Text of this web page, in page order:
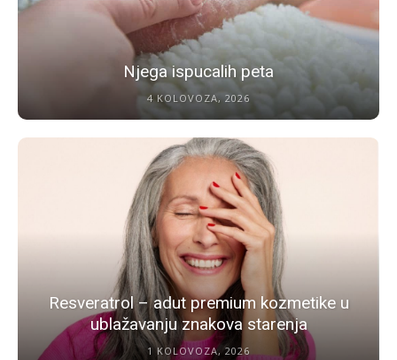
Njega ispucalih peta
4 KOLOVOZA, 2026
Resveratrol – adut premium kozmetike u
ublažavanju znakova starenja
1 KOLOVOZA, 2026